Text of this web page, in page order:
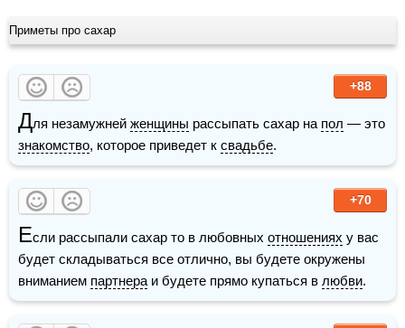
Приметы про сахар
+88
Для незамужней женщины рассыпать сахар на пол
знакомство, которое приведет к свадьбе.
+70
Если рассыпали сахар то в любовных отношениях у вас
будет складываться все отлично, вы будете окружены
вниманием партнера и будете прямо купаться в любви.